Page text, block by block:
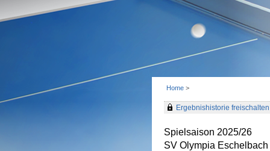
Home >
Ergebnishistorie freischalten
Spielsaison 2025/26
SV Olympia Eschelbach